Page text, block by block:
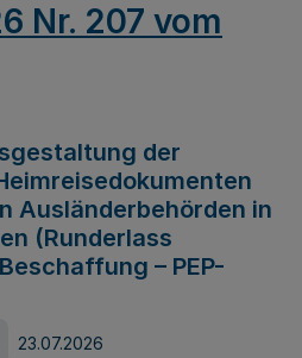
Nr. 207 vom
der
Ausländerbehörden in
(Runderlass
– PEP-
23.07.2026